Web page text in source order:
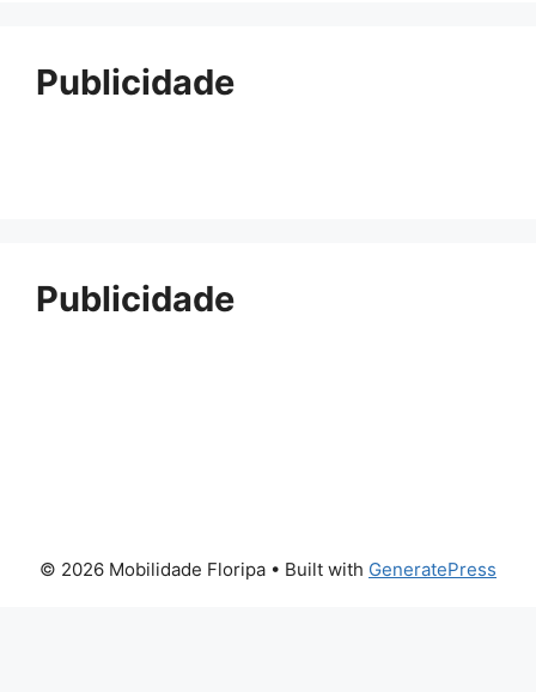
Publicidade
Publicidade
© 2026 Mobilidade Floripa • Built with GeneratePress